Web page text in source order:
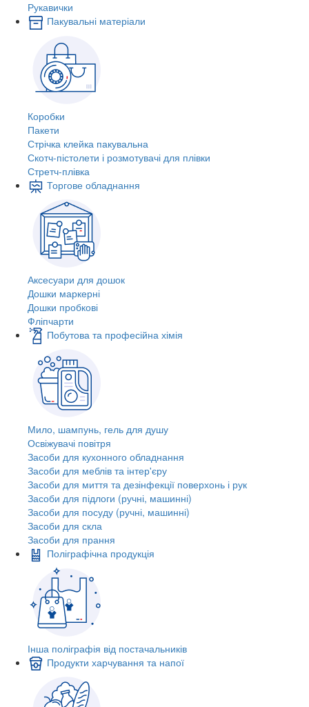
Рукавички
Пакувальні матеріали
Коробки
Пакети
Стрічка клейка пакувальна
Скотч-пістолети і розмотувачі для плівки
Стретч-плівка
Торгове обладнання
Аксесуари для дошок
Дошки маркерні
Дошки пробкові
Фліпчарти
Побутова та професійна хімія
Мило, шампунь, гель для душу
Освіжувачі повітря
Засоби для кухонного обладнання
Засоби для меблів та інтер'єру
Засоби для миття та дезінфекції поверхонь і рук
Засоби для підлоги (ручні, машинні)
Засоби для посуду (ручні, машинні)
Засоби для скла
Засоби для прання
Поліграфічна продукція
Інша поліграфія від постачальників
Продукти харчування та напої